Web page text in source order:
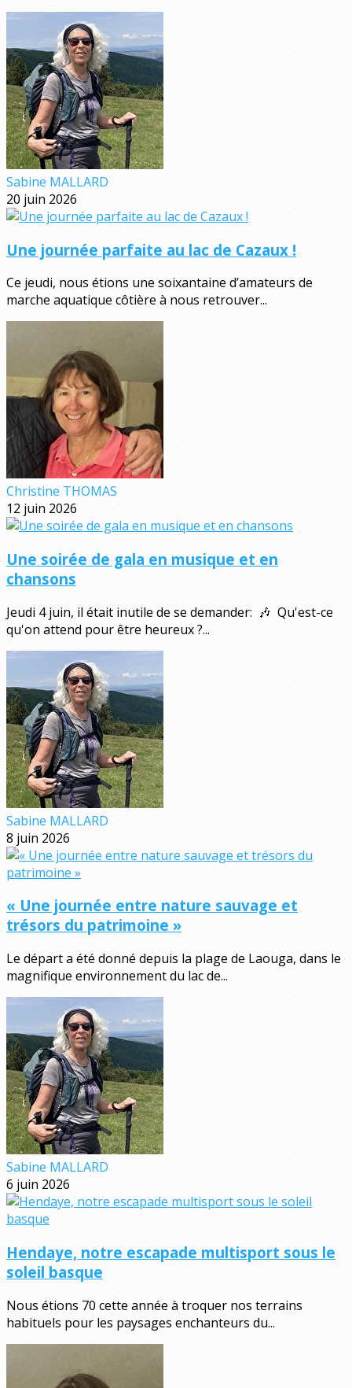
Sabine MALLARD
20 juin 2026
Une journée parfaite au lac de Cazaux !
Ce jeudi, nous étions une soixantaine d’amateurs de
marche aquatique côtière à nous retrouver...
Christine THOMAS
12 juin 2026
Une soirée de gala en musique et en
chansons
Jeudi 4 juin, il était inutile de se demander: 🎶 Qu'est-ce
qu'on attend pour être heureux ?...
Sabine MALLARD
8 juin 2026
« Une journée entre nature sauvage et
trésors du patrimoine »
Le départ a été donné depuis la plage de Laouga, dans le
magnifique environnement du lac de...
Sabine MALLARD
6 juin 2026
Hendaye, notre escapade multisport sous le
soleil basque
Nous étions 70 cette année à troquer nos terrains
habituels pour les paysages enchanteurs du...